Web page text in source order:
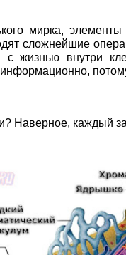
мирка,
сложнейшие
с жизнью внутри
Наверное, каждый